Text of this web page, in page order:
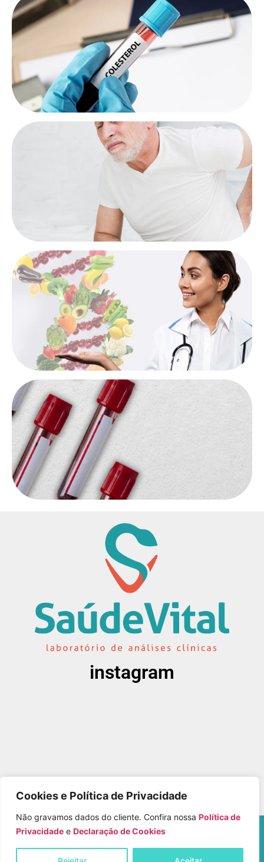
Cookies e Política de Privacidade
Não gravamos dados do cliente. Confira nossa Política de
Privacidade e Declaração de Cookies
instagram
Copyright © Laboratório Saúde Vital – Todos os
Direitos Reservados